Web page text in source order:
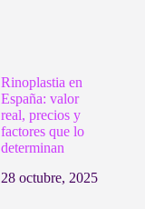
Rinoplastia en
España: valor
real, precios y
factores que lo
determinan
28 octubre, 2025